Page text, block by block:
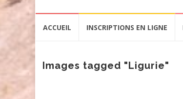
ACCUEIL INSCRIPTIONS EN LIGNE
Images tagged "Ligurie"